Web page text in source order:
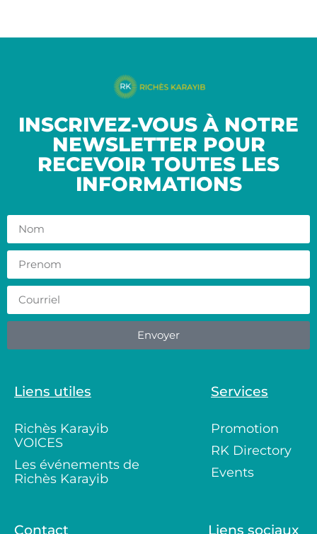
INSCRIVEZ-VOUS À NOTRE
NEWSLETTER POUR
RECEVOIR TOUTES LES
INFORMATIONS
Envoyer
Liens utiles
Richès Karayib
VOICES
Les événements de
Richès Karayib
Services
Promotion
RK Directory
Events
Contact Liens sociaux